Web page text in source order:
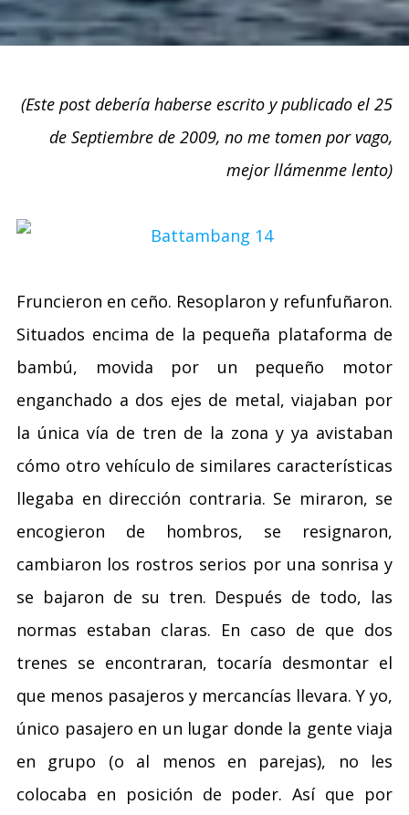
(Este post debería haberse escrito y publicado el 25
de Septiembre de 2009, no me tomen por vago,
mejor llámenme lento)
Fruncieron en ceño. Resoplaron y refunfuñaron.
Situados encima de la pequeña plataforma de
bambú, movida por un pequeño motor
enganchado a dos ejes de metal, viajaban por
la única vía de tren de la zona y ya avistaban
cómo otro vehículo de similares características
llegaba en dirección contraria. Se miraron, se
encogieron de hombros, se resignaron,
cambiaron los rostros serios por una sonrisa y
se bajaron de su tren. Después de todo, las
normas estaban claras. En caso de que dos
trenes se encontraran, tocaría desmontar el
que menos pasajeros y mercancías llevara. Y yo,
único pasajero en un lugar donde la gente viaja
en grupo (o al menos en parejas), no les
colocaba en posición de poder. Así que por